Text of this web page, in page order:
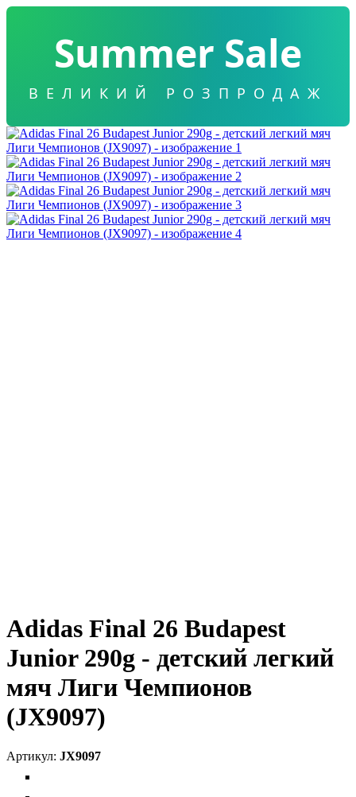
Summer Sale
ВЕЛИКИЙ РОЗПРОДАЖ
Adidas Final 26 Budapest
Junior 290g - детский легкий
мяч Лиги Чемпионов
(JX9097)
JX9097